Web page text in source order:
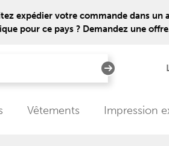
expédier votre commande dans un
pour ce pays ? Demandez une
Vêtements Impression